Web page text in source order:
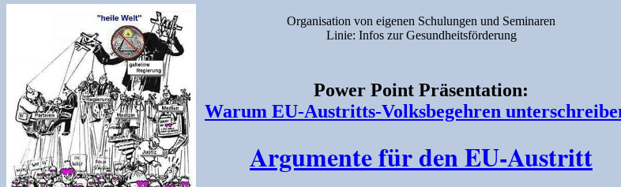
Organisation von eigenen Schulungen und Seminaren
Linie: Infos zur Gesundheitsförderung
Power Point Präsentation:
Warum EU-Austritts-Volksbegehren
Argumente für den EU-Austritt